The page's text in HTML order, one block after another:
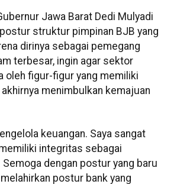
Jawa Barat Dedi Mulyadi
struktur pimpinan BJB yang
dirinya sebagai pemegang
terbesar, ingin agar sektor
oleh figur-figur yang memiliki
menimbulkan kemajuan
keuangan. Saya sangat
integritas sebagai
dengan postur yang baru
postur bank yang